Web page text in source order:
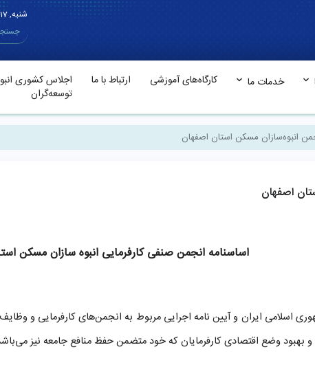
شنبه, 17 مرداد 1405
خدمات ما کارگاه‌های آموزشی ارتباط با ما
اجلاس کشوری
توسعه‌گران
انبوه‌سازان مسکن استان اصفهان
اصفهان
اساسنامه انجمن صنفی کارفرمایی انبوه سازان مسکن
اسلامی ایران و آیین نامه اجرایی مربوط به انجمن‌های کارفرمایی و
و بهبود وضع اقتصادی کارفرمایان که خود متضمن حفظ منافع جامعه نیز